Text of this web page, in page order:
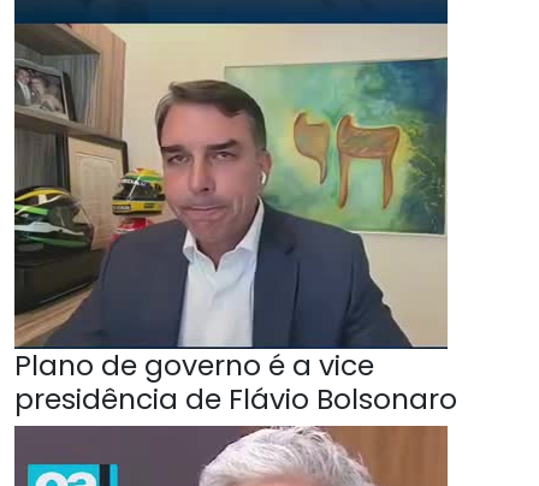
Plano de governo é a vice
presidência de Flávio Bolsonaro